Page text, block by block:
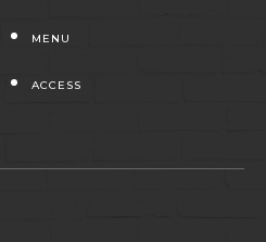
MENU
ACCESS